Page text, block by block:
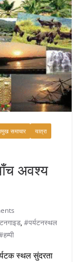
समाचार
यात्रा
अवश्य
,#पर्यटनस्थल
स्थल सुंदरता